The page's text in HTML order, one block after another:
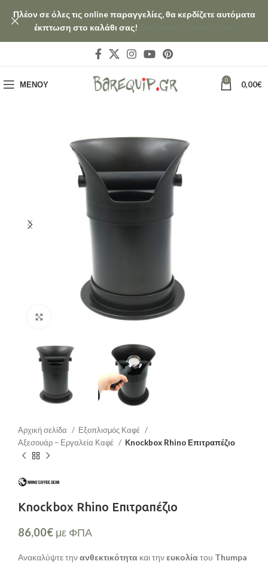
ΜΕΝΟΎ 0 0,00€
Αρχική σελίδα
Εξοπλισμός Καφέ
Αξεσουάρ – Εργαλεία Καφέ
Knockbox Rhino Επιτραπέζιο
Knockbox Rhino Επιτραπέζιο
86,00€ με ΦΠΑ
Ανακαλύψτε τηνανθεκτικότητα και τηνευκολίατου Thumpa
Πλέον σε όλες τις online παραγγελίες, θα κερδίζετε αυτόματα
έκπτωση στο καλάθι σας!